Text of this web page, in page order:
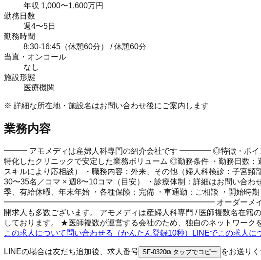
年収 1,000〜1,600万円
勤務日数
週4〜5日
勤務時間
8:30-16:45（休憩60分） / 休憩60分
当直・オンコール
なし
施設形態
医療機関
※ 詳細な所在地・施設名はお問い合わせ後にご案内します
業務内容
━━━ アモメディは産婦人科専門の紹介会社です ━━━━ ◎特徴・ポイン
特化したクリニックで安定した業務ボリューム ◎勤務条件 ・勤務日数
スキルにより応相談） ・職務内容：外来、その他（婦人科検診：子宮
30〜35名／コマ × 週8〜10コマ（目安） ・診療体制：詳細はお問い合
季、有給休暇、年末年始 ・各種保険：完備 ・車通勤：ご相談 ・開始時
━━━━━━━━━━━━━━━━━━━━━━━━━━━ オーダーメイド求人を複数
開求人も多数ございます。 アモメディは産婦人科専門 / 医師複数名在
しております。 ★医師複数が運営する会社のため、独自のネットワーク
この求人について問い合わせる（かんたん登録10秒）
LINEでこの求人に
LINEの場合は友だち追加後、求人番号 SF-0320⧉ タップでコピー をお送り